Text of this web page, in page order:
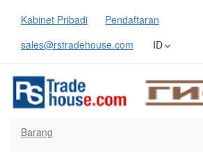
Kabinet Pribadi
Pendaftaran
sales@rstradehouse.com
ID
Barang